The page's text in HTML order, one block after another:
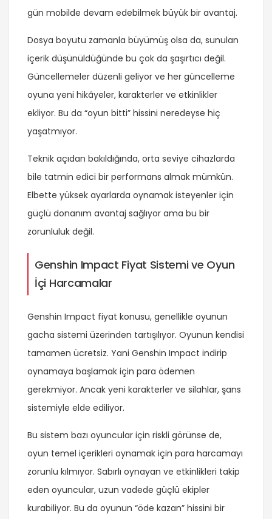
gün mobilde devam edebilmek büyük bir avantaj.
Dosya boyutu zamanla büyümüş olsa da, sunulan
içerik düşünüldüğünde bu çok da şaşırtıcı değil.
Güncellemeler düzenli geliyor ve her güncelleme
oyuna yeni hikâyeler, karakterler ve etkinlikler
ekliyor. Bu da “oyun bitti” hissini neredeyse hiç
yaşatmıyor.
Teknik açıdan bakıldığında, orta seviye cihazlarda
bile tatmin edici bir performans almak mümkün.
Elbette yüksek ayarlarda oynamak isteyenler için
güçlü donanım avantaj sağlıyor ama bu bir
zorunluluk değil.
Genshin Impact Fiyat Sistemi ve Oyun
İçi Harcamalar
Genshin Impact fiyat konusu, genellikle oyunun
gacha sistemi üzerinden tartışılıyor. Oyunun kendisi
tamamen ücretsiz. Yani Genshin Impact indirip
oynamaya başlamak için para ödemen
gerekmiyor. Ancak yeni karakterler ve silahlar, şans
sistemiyle elde ediliyor.
Bu sistem bazı oyuncular için riskli görünse de,
oyun temel içerikleri oynamak için para harcamayı
zorunlu kılmıyor. Sabırlı oynayan ve etkinlikleri takip
eden oyuncular, uzun vadede güçlü ekipler
kurabiliyor. Bu da oyunun “öde kazan” hissini bir